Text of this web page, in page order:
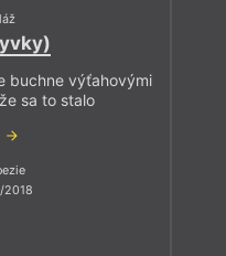
buchne výťahovými
sa to stalo
2018